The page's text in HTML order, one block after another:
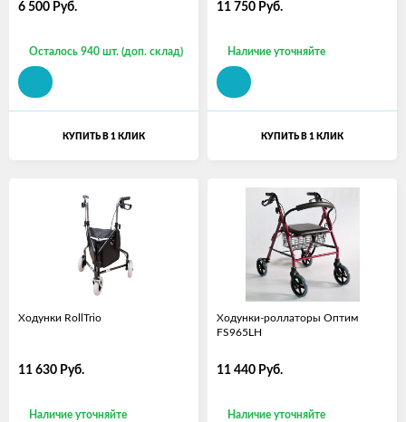
6 500 Руб.
Осталось 940 шт. (доп. склад)
КУПИТЬ В 1 КЛИК
11 750 Руб.
Наличие уточняйте
КУПИТЬ В 1 КЛИК
Ходунки RollTrio
11 630 Руб.
Наличие уточняйте
Ходунки-роллаторы Оптим
FS965LH
11 440 Руб.
Наличие уточняйте